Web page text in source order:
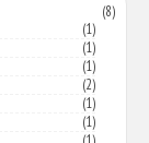
(8)
(1)
(1)
(1)
(2)
(1)
(1)